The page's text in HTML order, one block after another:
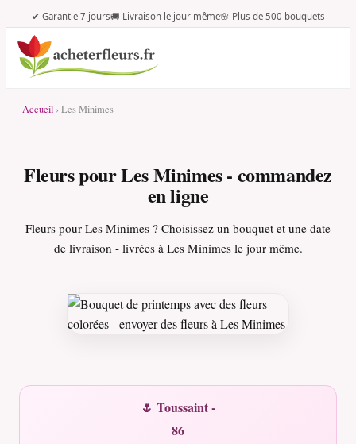
✔ Garantie 7 jours🚚 Livraison le jour même🌸 Plus de 500 bouquets
Accueil › Les Minimes
Fleurs pour Les Minimes - commandez
en ligne
Fleurs pour Les Minimes ? Choisissez un bouquet et une date
de livraison - livrées à Les Minimes le jour même.
🌷 Toussaint -
86